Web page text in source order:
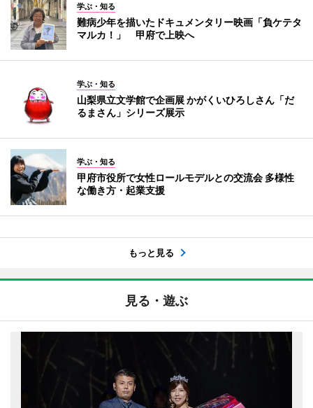
学ぶ・知る
難病少年を描いたドキュメンタリー映画「負ケテタ
マルカ！」 甲府で上映へ
学ぶ・知る
山梨県立文学館で企画展 かがくいひろしさん「だ
るまさん」シリーズ展示
学ぶ・知る
甲府市役所で女性ロールモデルとの交流会 多様性
な働き方・起業支援
もっと見る
見る・遊ぶ